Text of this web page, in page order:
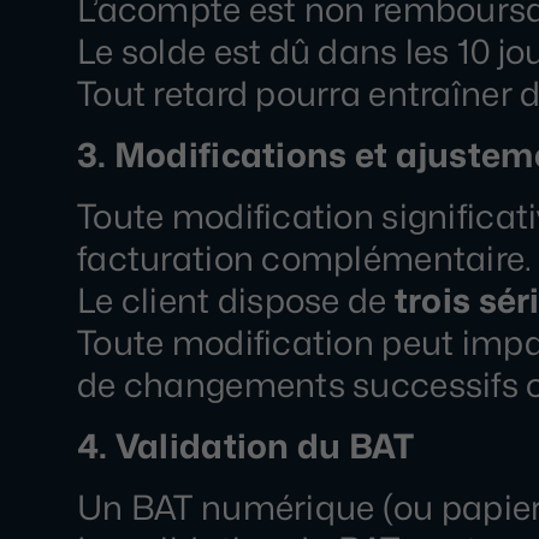
L’acompte est non
Le solde est dû dans les 10
Tout retard pourra entraîner
3. Modifications et
Toute modification
facturation complémentaire.
Le client dispose de trois
Toute modification peut
de changements successifs
4. Validation du BAT
Un BAT numérique (ou